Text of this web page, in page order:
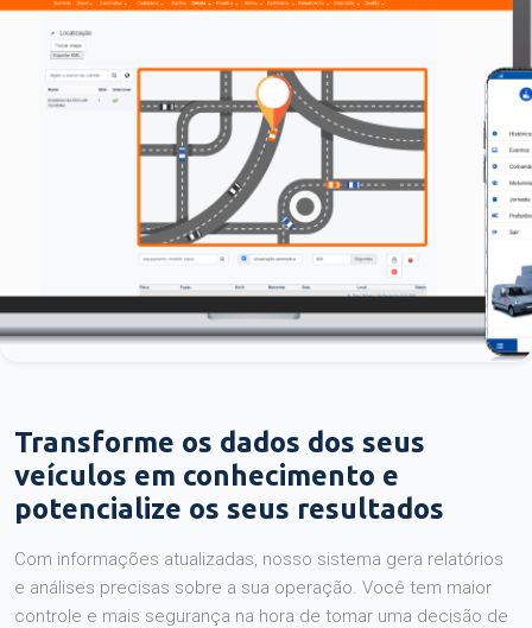
Transforme os dados dos seus
veículos em conhecimento e
potencialize os seus resultados
Com informações atualizadas, nosso sistema gera relatórios
e análises precisas sobre a sua operação. Você tem maior
controle e mais segurança na hora de tomar uma decisão de